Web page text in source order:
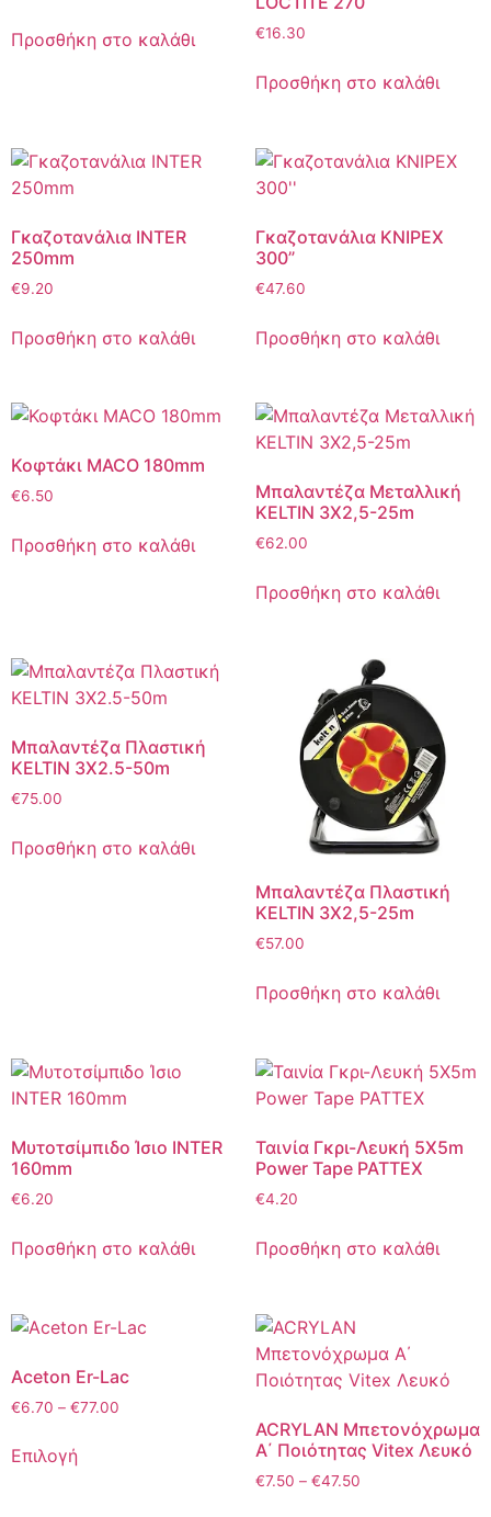
Προσθήκη στο καλάθι €16.30
Προσθήκη στο καλάθι
Γκαζοτανάλια INTER
250mm
€9.20
Προσθήκη στο καλάθι
Γκαζοτανάλια KNIPEX
300”
€47.60
Προσθήκη στο καλάθι
Κοφτάκι MACO 180mm
€6.50
Προσθήκη στο καλάθι
Μπαλαντέζα Μεταλλική
KELTIN 3Χ2,5-25m
€62.00
Προσθήκη στο καλάθι
Μπαλαντέζα Πλαστική
KELTIN 3X2.5-50m
€75.00
Προσθήκη στο καλάθι
Μπαλαντέζα Πλαστική
KELTIN 3Χ2,5-25m
€57.00
Προσθήκη στο καλάθι
Μυτοτσίμπιδο Ίσιο INTER
160mm
€6.20
Προσθήκη στο καλάθι
Ταινία Γκρι-Λευκή 5Χ5m
Power Tape PATTEX
€4.20
Προσθήκη στο καλάθι
Aceton Er-Lac
€6.70 – €77.00
Επιλογή
ACRYLAN Μπετονόχρωμα
Α΄ Ποιότητας Vitex Λευκό
€7.50 – €47.50